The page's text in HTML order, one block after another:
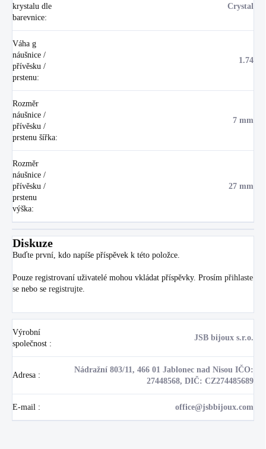
krystalu dle
barevnice:
Crystal
Váha g
náušnice /
přívěsku /
prstenu:
1.74
Rozměr
náušnice /
přívěsku /
prstenu šířka:
7 mm
Rozměr
náušnice /
přívěsku /
prstenu
výška:
27 mm
Diskuze
Buďte první, kdo napíše příspěvek k této položce.
Pouze registrovaní uživatelé mohou vkládat příspěvky. Prosím přihlaste
se nebo se registrujte
Výrobní
společnost :
JSB bijoux s.r.o.
Adresa :
Nádražní 803/11, 466 01 Jablonec nad Nisou IČO:
27448568, DIČ: CZ274485689
E-mail : office@jsbbijoux.com